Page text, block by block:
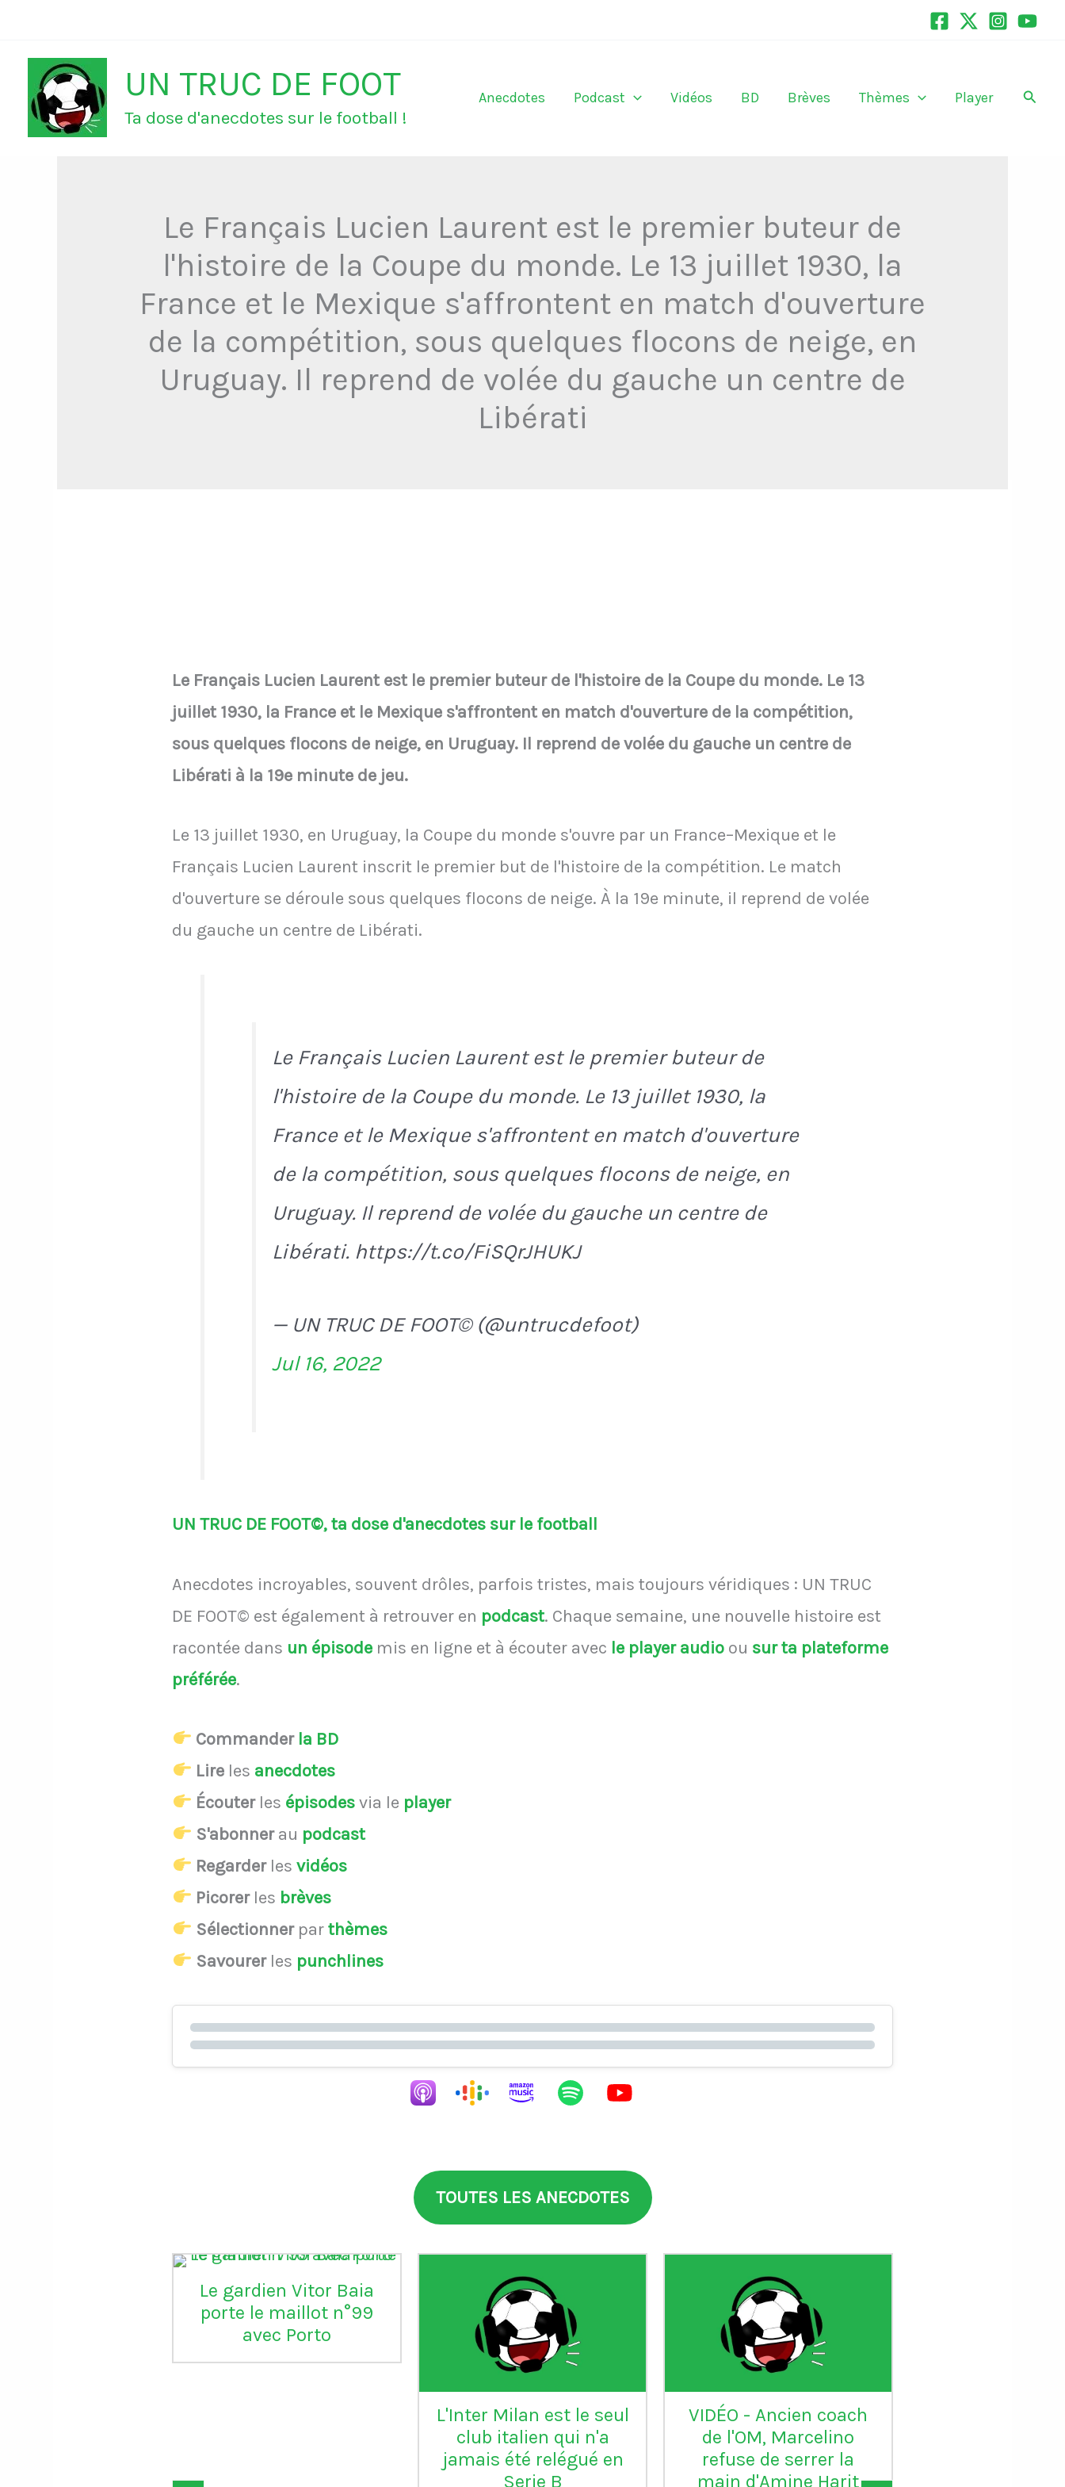
contenu
UN TRUC DE FOOT
Ta dose d'anecdotes sur le football !
Anecdotes Podcast Vidéos BD Brèves Thèmes Player
Le Français Lucien Laurent est le premier buteur de
l'histoire de la Coupe du monde. Le 13 juillet 1930, la
France et le Mexique s'affrontent en match d'ouverture
de la compétition, sous quelques flocons de neige, en
Uruguay. Il reprend de volée du gauche un centre de
Libérati
Le Français Lucien Laurent est le premier buteur de l'histoire de la Coupe du monde. Le 13
juillet 1930, la France et le Mexique s'affrontent en match d'ouverture de la compétition,
sous quelques flocons de neige, en Uruguay. Il reprend de volée du gauche un centre de
Libérati à la 19e minute de jeu.
Le 13 juillet 1930, en Uruguay, la Coupe du monde s'ouvre par un France–Mexique et le
Français Lucien Laurent inscrit le premier but de l'histoire de la compétition. Le match
d'ouverture se déroule sous quelques flocons de neige. À la 19e minute, il reprend de volée
du gauche un centre de Libérati.
Le Français Lucien Laurent est le premier buteur de
l'histoire de la Coupe du monde. Le 13 juillet 1930, la
France et le Mexique s'affrontent en match d'ouverture
de la compétition, sous quelques flocons de neige, en
Uruguay. Il reprend de volée du gauche un centre de
Libérati. https://t.co/FiSQrJHUKJ
— UN TRUC DE FOOT© (@untrucdefoot)
Jul 16, 2022
UN TRUC DE FOOT©, ta dose d'anecdotes sur le football
Anecdotes incroyables, souvent drôles, parfois tristes, mais toujours véridiques : UN TRUC
DE FOOT© est également à retrouver en podcast. Chaque semaine, une nouvelle histoire est
racontée dans un épisode mis en ligne et à écouter avec le player audio ou sur ta plateforme
préférée.
Commander la BD
Lire les anecdotes
Écouterles épisodesvia le player
S'abonnerau podcast
Regarderlesvidéos
Picorerles brèves
Sélectionnerparthèmes
Savourerles punchlines
TOUTES LES ANECDOTES
Le gardien Vitor Baia
porte le maillot n°99
avec Porto
L'Inter Milan est le seul
club italien qui n'a
jamais été relégué en
Serie B
VIDÉO - Ancien coach
de l'OM, Marcelino
refuse de serrer la
main d'Amine Harit